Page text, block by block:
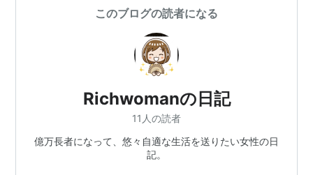
このブログの読者になる
Richwomanの日記
11人の読者
億万長者になって、悠々自適な生活を送りたい女性の日
記。